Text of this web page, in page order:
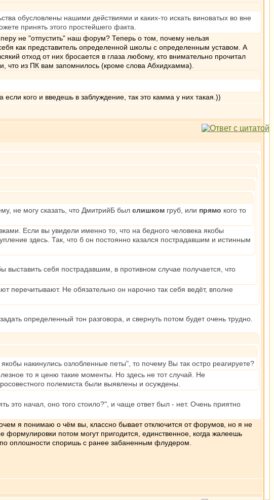
обусловлены нашими действиями и каких-то искать виноватых во вне
принять этого простейшего факта.
не "отпустить" наш форум? Теперь о том, почему нельзя
как представитель определенной школы с определенным уставом. А
отход от них бросается в глаза любому, кто внимательно прочитал
что из ПК вам запомнилось (кроме слова Абхидхамма).
кого и введешь в заблуждение, так это камма у них такая.))
не могу сказать, что ДмитрийБ был слишком груб, или прямо кого то
Если вы увидели именно то, что на бедного человека якобы
здесь. Так, что б он постоянно казался пострадавшим и истинным
себя пострадавшим, в противном случае получается, что
перечитывают. Не обязательно он нарочно так себя ведёт, вполне
определенный тон разговора, и свернуть потом будет очень трудно.
накинулись озлобленные петы", то почему Вы так остро реагируете?
то я ценю такие моменты. Но здесь не тот случай. Не
полемиста были выявлены и осуждены.
это начал, оно того стоило?", и чаще ответ был - нет. Очень приятно
я понимаю о чём вы, классно бывает отключится от форумов, но я не
потом могут пригодится, единственное, когда жалеешь
по оплошности споришь с ранее забаненным флудером.